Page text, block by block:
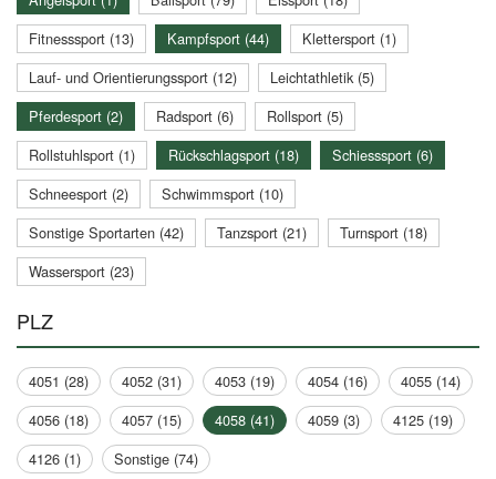
Fitnesssport (13)
Kampfsport (44)
Klettersport (1)
Lauf- und Orientierungssport (12)
Leichtathletik (5)
Pferdesport (2)
Radsport (6)
Rollsport (5)
Rollstuhlsport (1)
Rückschlagsport (18)
Schiesssport (6)
Schneesport (2)
Schwimmsport (10)
Sonstige Sportarten (42)
Tanzsport (21)
Turnsport (18)
Wassersport (23)
PLZ
4051 (28) 4052 (31) 4053 (19) 4054 (16)
4055 (14)
4056 (18)
4057 (15) 4058 (41) 4059 (3)
4125 (19)
4126 (1)
Sonstige (74)